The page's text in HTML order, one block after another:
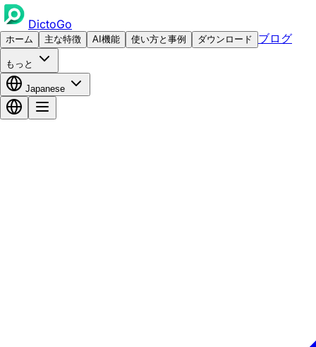
DictoGo
ホーム 主な特徴 AI機能 使い方と事例 ダウンロード ブログ
もっと
Japanese